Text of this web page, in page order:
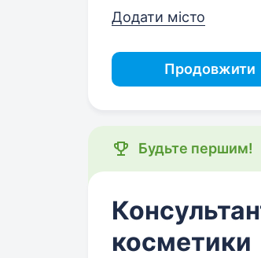
Додати місто
Продовжити
Будьте першим!
косметики